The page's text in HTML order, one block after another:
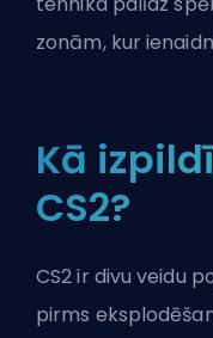
zonām, kur
Kā
CS2?
CS2 ir divu veidu
pirms